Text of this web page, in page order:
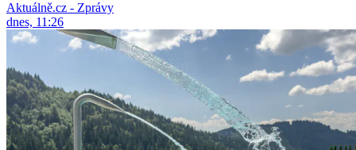
Aktuálně.cz - Zprávy
dnes, 11:26